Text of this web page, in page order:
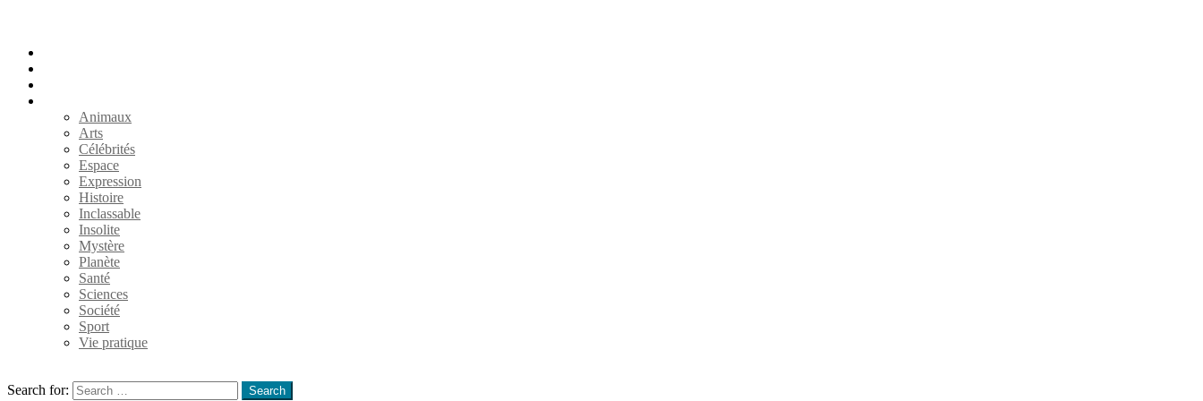
Animaux
Arts
Célébrités
Espace
Expression
Histoire
Inclassable
Insolite
Mystère
Planète
Santé
Sciences
Société
Sport
Vie pratique
Search for:
Search